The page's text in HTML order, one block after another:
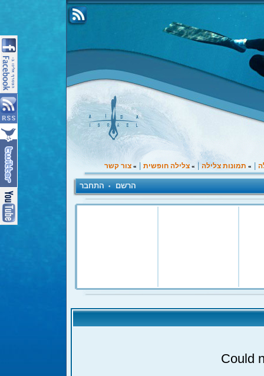
» תמונות צלילה » צלילה חופשית » צור קשר
הרשם • התחבר
Could